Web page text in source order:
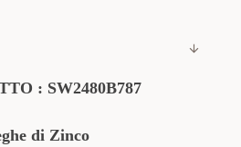
: SW2480B787
di Zinco